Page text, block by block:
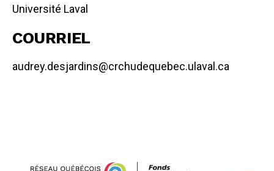
Université Laval
COURRIEL
audrey.desjardins@crchudequebec.ulaval.ca